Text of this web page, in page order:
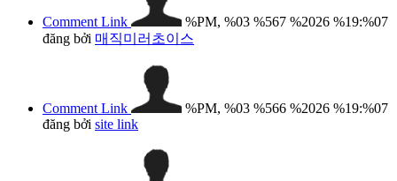
Comment Link
%PM, %03 %567 %2026 %19:%07
đăng bởi 매직미러초이스
Comment Link
%PM, %03 %566 %2026 %19:%07
đăng bởi site link